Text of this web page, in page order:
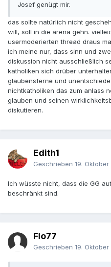
Josef genügt mir.
das sollte natürlich nicht
will, soll in die arena gehn.
usermoderierten thread draus
ich meine nur, dass sinn und
diskussion nicht ausschließlich
katholiken sich drüber
glaubensferne und
nichtkatholiken das zum anlass
glauben und seinen
diskutieren.
Edith1
Geschrieben 19. Oktober
Ich wüsste nicht, dass die GG
beschränkt sind.
Flo77
Geschrieben 19. Oktober